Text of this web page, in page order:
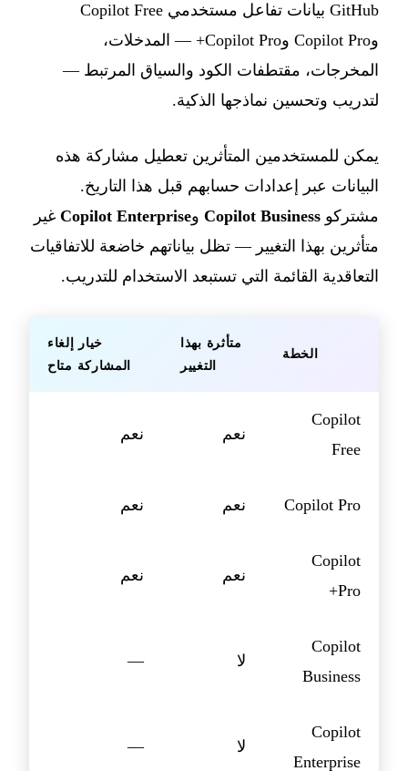
GitHub بيانات تفاعل مستخدمي Copilot Free
وCopilot Pro وCopilot Pro+ — المدخلات،
المخرجات، مقتطفات الكود والسياق المرتبط —
لتدريب وتحسين نماذجها الذكية.
يمكن للمستخدمين المتأثرين تعطيل مشاركة هذه
البيانات عبر إعدادات حسابهم قبل هذا التاريخ.
مشتركو Copilot Business وCopilot Enterprise غير
متأثرين بهذا التغيير — تظل بياناتهم خاضعة للاتفاقيات
التعاقدية القائمة التي تستبعد الاستخدام للتدريب.
الخطة
متأثرة بهذا
التغيير
خيار إلغاء
المشاركة متاح
Copilot
Free
نعم نعم
Copilot Pro نعم نعم
Copilot
Pro+
نعم نعم
Copilot
Business
لا —
Copilot
Enterprise
لا —